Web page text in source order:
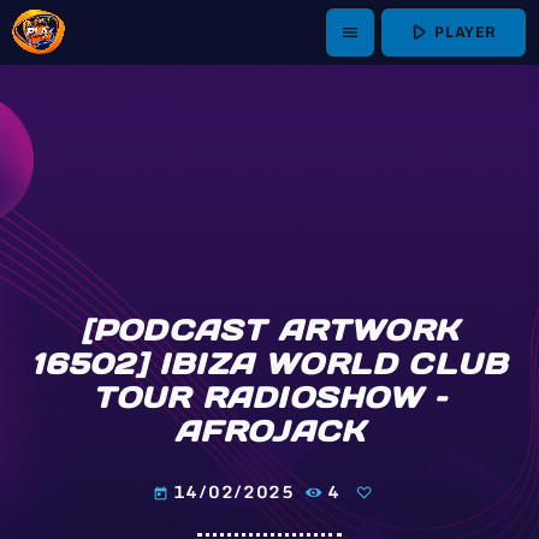
menu play_arrow PLAYER
[PODCAST ARTWORK
16502] IBIZA WORLD CLUB
TOUR RADIOSHOW –
AFROJACK
today 14/02/2025 4